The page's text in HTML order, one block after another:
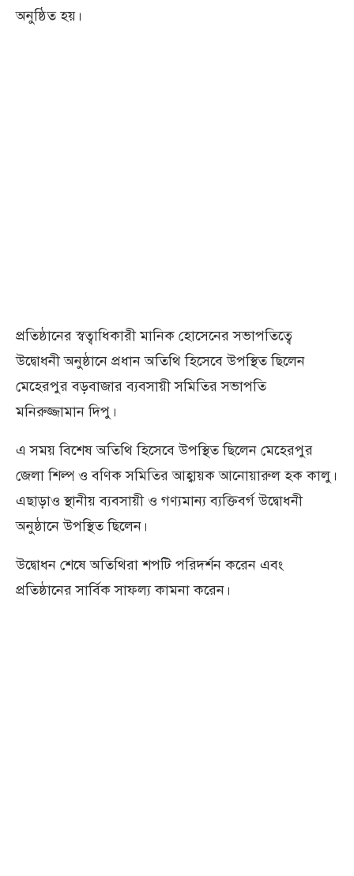
অনুষ্ঠিত হয়।
প্রতিষ্ঠানের স্বত্বাধিকারী মানিক হোসেনের সভাপতিত্বে
উদ্বোধনী অনুষ্ঠানে প্রধান অতিথি হিসেবে উপস্থিত ছিলেন
মেহেরপুর বড়বাজার ব্যবসায়ী সমিতির সভাপতি
মনিরুজ্জামান দিপু।
এ সময় বিশেষ অতিথি হিসেবে উপস্থিত ছিলেন মেহেরপুর
জেলা শিল্প ও বণিক সমিতির আহ্বায়ক আনোয়ারুল হক কালু।
এছাড়াও স্থানীয় ব্যবসায়ী ও গণ্যমান্য ব্যক্তিবর্গ উদ্বোধনী
অনুষ্ঠানে উপস্থিত ছিলেন।
উদ্বোধন শেষে অতিথিরা শপটি পরিদর্শন করেন এবং
প্রতিষ্ঠানের সার্বিক সাফল্য কামনা করেন।